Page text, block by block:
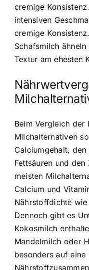
cremige
intensiven
cremige
Schafsmilch
Textur am ehesten
Beim Vergleich der
Milchalternativen
Calciumgehalt,
Fettsäuren und
meisten
Calcium und
Nährstoffdichte
Dennoch gibt es
Kokosmilch
Mandelmilch oder
besonders auf eine